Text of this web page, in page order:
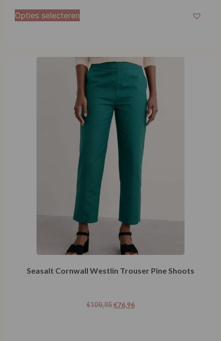
Opties selecteren
Seasalt Cornwall Westlin Trouser Pine Shoots
€109,95€76,96